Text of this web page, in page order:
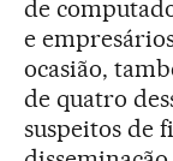
de
e
ocasião,
de quatro
suspeitos de